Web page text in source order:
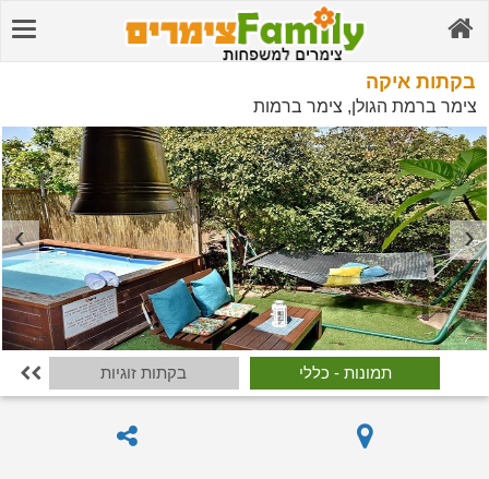
בקתות איקה
צימר ברמת הגולן, צימר ברמות
תמונות - כללי בקתות זוגיות 